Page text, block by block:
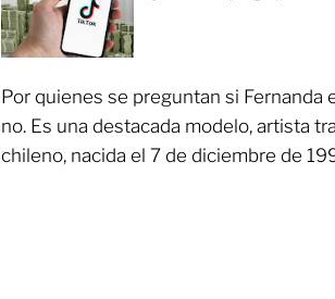
Por quienes se preguntan si Fernanda
no. Es una destacada modelo, artista
chileno, nacida el 7 de diciembre de